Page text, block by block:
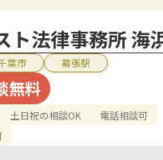
ト法律事務所 海
葉市 幕張駅
無料
土日祝の相談OK
電話相談可